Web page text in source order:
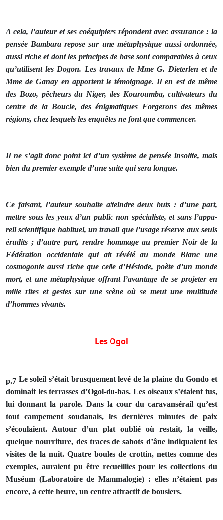
A cela, l’auteur et ses coéquipiers répondent avec assurance : la
pensée Bambara repose sur une métaphysique aussi ordonnée,
aussi riche et dont les principes de base sont comparables à ceux
qu’utilisent les Dogon. Les travaux de Mme G. Dieterlen et de
Mme de Ganay en apportent le témoignage. Il en est de même
des Bozo, pêcheurs du Niger, des Kouroumba, cultivateurs du
centre de la Boucle, des énigmatiques Forgerons des mêmes
régions, chez lesquels les enquêtes ne font que commencer.
Il ne s’agit donc point ici d’un système de pensée insolite, mais
bien du premier exemple d’une suite qui sera longue.
Ce faisant, l’auteur souhaite atteindre deux buts : d’une part,
mettre sous les yeux d’un public non spécialiste, et sans l’appa­
reil scientifique habituel, un travail que l’usage réserve aux seuls
érudits ; d’autre part, rendre hommage au premier Noir de la
Fédération occidentale qui ait révélé au monde Blanc une
cosmogonie aussi riche que celle d’Hésiode, poète d’un monde
mort, et une métaphysique offrant l’avantage de se projeter en
mille rites et gestes sur une scène où se meut une multitude
d’hommes vivants.
Les Ogol
p.7 Le soleil s’était brusquement levé de la plaine du Gondo et
dominait les terrasses d’Ogol-du-bas. Les oiseaux s’étaient tus,
lui donnant la parole. Dans la cour du caravansérail qu’est
tout campement soudanais, les dernières minutes de paix
s’écoulaient. Autour d’un plat oublié où restait, la veille,
quelque nourriture, des traces de sabots d’âne indiquaient les
visites de la nuit. Quatre boules de crottin, nettes comme des
exemples, auraient pu être recueillies pour les collections du
Muséum (Laboratoire de Mammalogie) : elles n’étaient pas
encore, à cette heure, un centre attractif de bousiers.